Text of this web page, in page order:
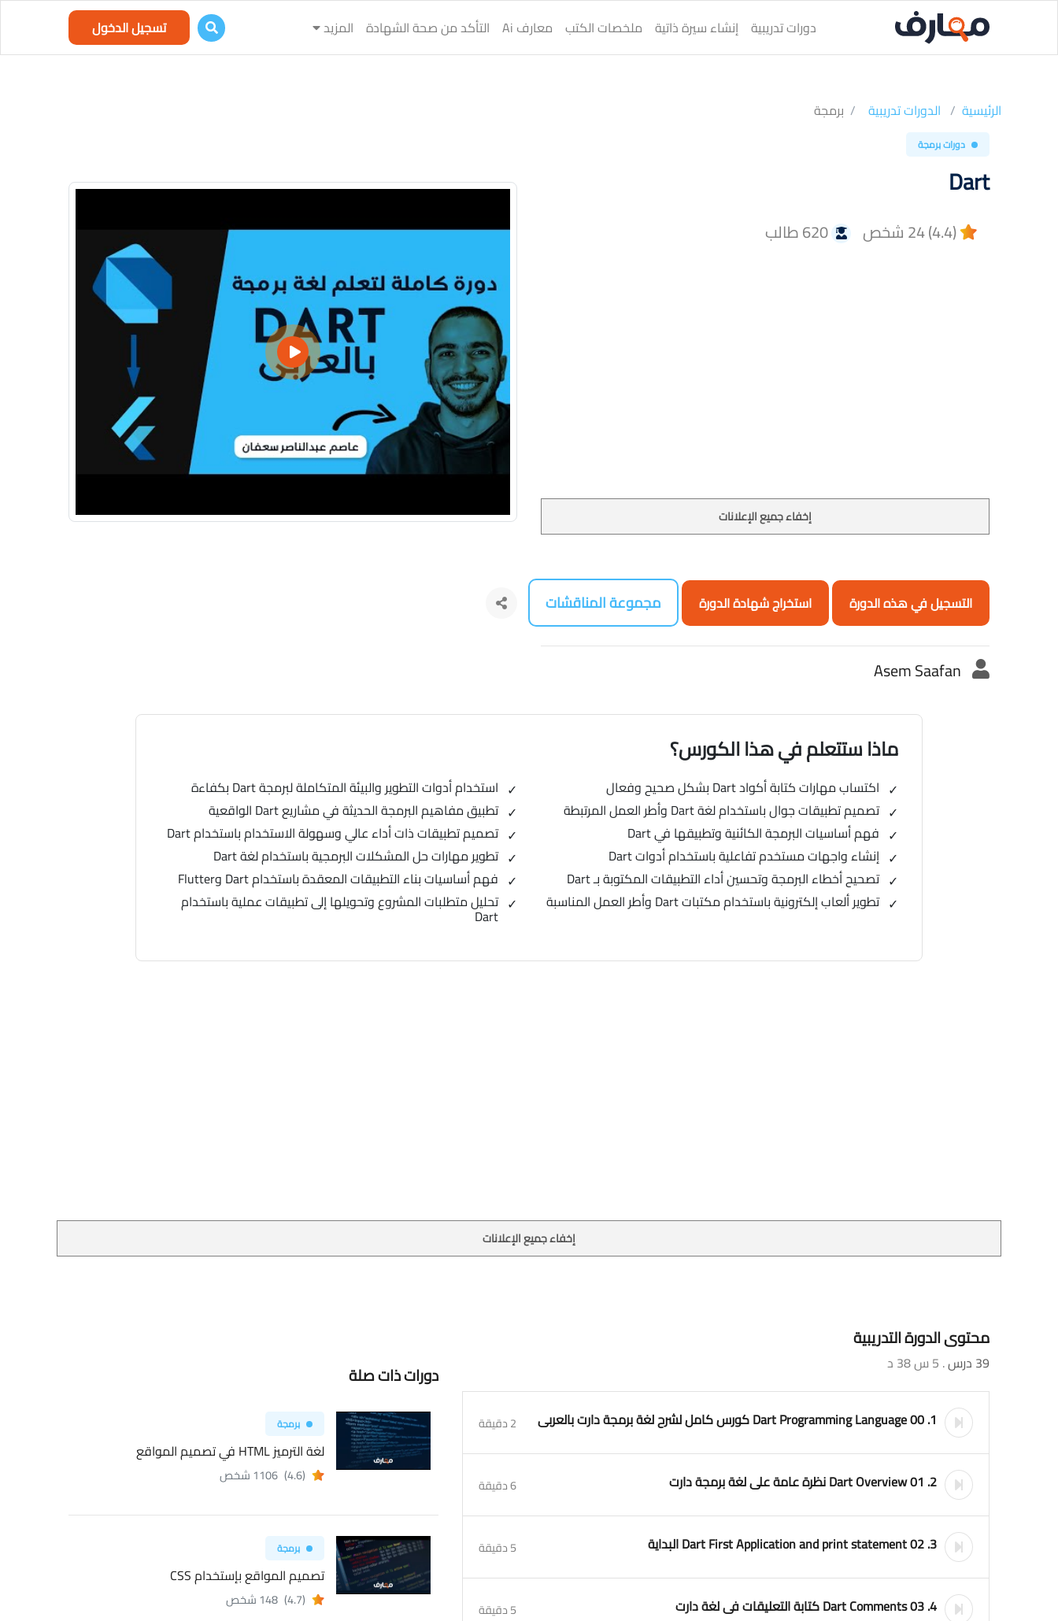
دورات تدريبية إنشاء سيرة ذاتية ملخصات الكتب معارف Ai التأكد من صحة الشهادة المزيد تسجيل الدخول
الرئيسية الدورات تدريبية برمجة
دورات برمجة
Dart
(4.4) 24 شخص 620 طالب
إخفاء جميع الإعلانات
التسجيل في هذه الدورة استخراج شهادة الدورة مجموعة المناقشات
Asem Saafan
ماذا ستتعلم في هذا الكورس؟
اكتساب مهارات كتابة أكواد Dart بشكل صحيح وفعال
تصميم تطبيقات جوال باستخدام لغة Dart وأطر العمل المرتبطة
فهم أساسيات البرمجة الكائنية وتطبيقها في Dart
إنشاء واجهات مستخدم تفاعلية باستخدام أدوات Dart
تصحيح أخطاء البرمجة وتحسين أداء التطبيقات المكتوبة بـ Dart
تطوير ألعاب إلكترونية باستخدام مكتبات Dart وأطر العمل المناسبة
استخدام أدوات التطوير والبيئة المتكاملة لبرمجة Dart بكفاءة
تطبيق مفاهيم البرمجة الحديثة في مشاريع Dart الواقعية
تصميم تطبيقات ذات أداء عالي وسهولة الاستخدام باستخدام Dart
تطوير مهارات حل المشكلات البرمجية باستخدام لغة Dart
فهم أساسيات بناء التطبيقات المعقدة باستخدام Dart وFlutter
تحليل متطلبات المشروع وتحويلها إلى تطبيقات عملية باستخدام
Dart
إخفاء جميع الإعلانات
محتوى الدورة التدريبية
39 درس . 5 س 38 د
1. 00 Dart Programming Language كورس كامل لشرح لغة برمجة دارت بالعربى 2 دقيقة
2. 01 Dart Overview نظرة عامة على لغة برمجة دارت 6 دقيقة
3. 02 Dart First Application and print statement البداية 5 دقيقة
4. 03 Dart Comments كتابة التعليقات فى لغة دارت 5 دقيقة
دورات ذات صلة
برمجة
لغة الترميز HTML في تصميم المواقع
(4.6) 1106 شخص
برمجة
تصميم المواقع بإستخدام CSS
(4.7) 148 شخص